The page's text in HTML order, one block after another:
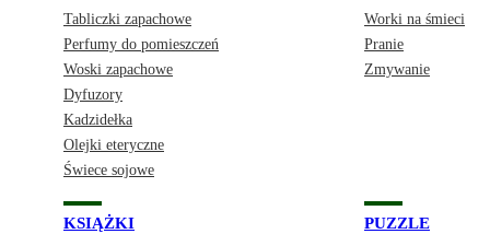
Tabliczki zapachowe
Perfumy do pomieszczeń
Woski zapachowe
Dyfuzory
Kadzidełka
Olejki eteryczne
Świece sojowe
Worki na śmieci
Pranie
Zmywanie
KSIĄŻKI PUZZLE